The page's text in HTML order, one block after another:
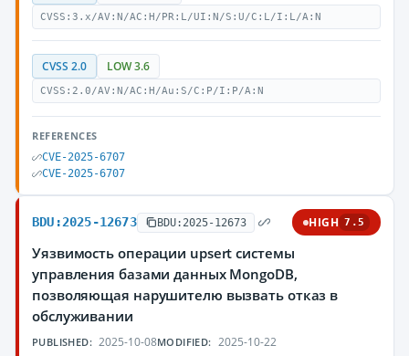
CVSS:3.x/AV:N/AC:H/PR:L/UI:N/S:U/C:L/I:L/A:N
CVSS 2.0 LOW 3.6
CVSS:2.0/AV:N/AC:H/Au:S/C:P/I:P/A:N
REFERENCES
CVE-2025-6707
CVE-2025-6707
BDU:2025-12673 BDU:2025-12673 HIGH 7.5
Уязвимость операции upsert системы
управления базами данных MongoDB,
позволяющая нарушителю вызвать отказ в
обслуживании
PUBLISHED: 2025-10-08MODIFIED: 2025-10-22